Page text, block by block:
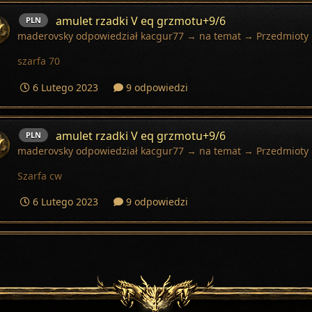
PLN amulet rzadki V eq grzmotu+9/6
maderovsky odpowiedział kacgur77 → na temat → Przedmioty
szarfa 70
6 Lutego 2023
9 odpowiedzi
PLN amulet rzadki V eq grzmotu+9/6
maderovsky odpowiedział kacgur77 → na temat → Przedmioty
Szarfa cw
6 Lutego 2023
9 odpowiedzi